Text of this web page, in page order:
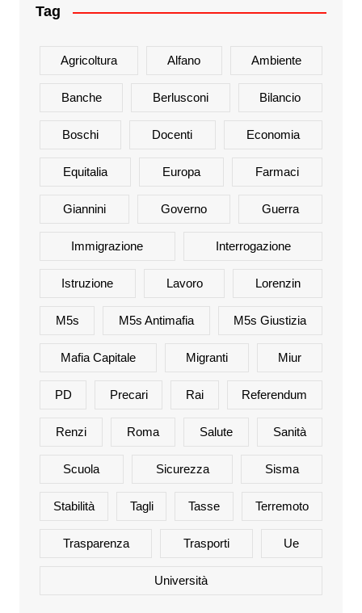
Tag
Agricoltura Alfano Ambiente
Banche Berlusconi Bilancio
Boschi Docenti Economia
Equitalia Europa Farmaci
Giannini Governo Guerra
Immigrazione Interrogazione
Istruzione Lavoro Lorenzin
M5s M5s Antimafia M5s Giustizia
Mafia Capitale Migranti Miur
PD Precari Rai Referendum
Renzi Roma Salute Sanità
Scuola Sicurezza Sisma
Stabilità Tagli Tasse Terremoto
Trasparenza Trasporti Ue
Università